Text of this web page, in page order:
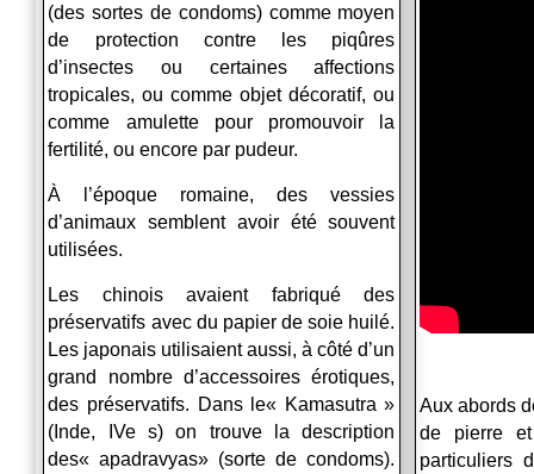
(des sortes de condoms) comme moyen
de protection contre les piqûres
d’insectes ou certaines affections
tropicales, ou comme objet décoratif, ou
comme amulette pour promouvoir la
fertilité, ou encore par pudeur.
À l’époque romaine, des vessies
d’animaux semblent avoir été souvent
utilisées.
Les chinois avaient fabriqué des
préservatifs avec du papier de soie huilé.
Les japonais utilisaient aussi, à côté d’un
grand nombre d’accessoires érotiques,
des préservatifs. Dans le« Kamasutra »
(Inde, IVe s) on trouve la description
des« apadravyas» (sorte de condoms).
Aux abords
de pierre
particuliers